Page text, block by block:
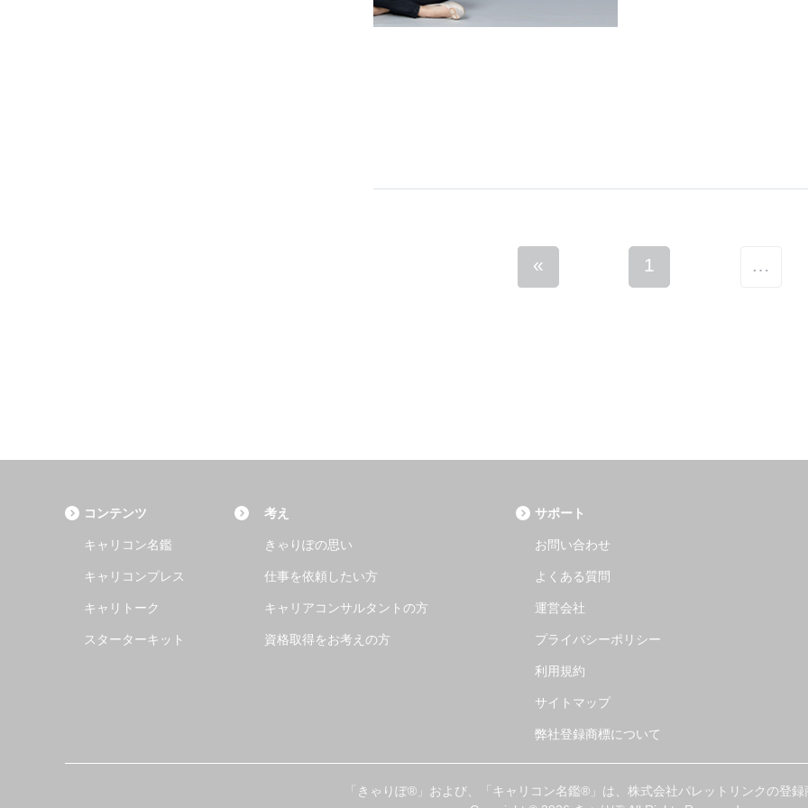
« 1 …
コンテンツ
キャリコン名鑑
キャリコンプレス
キャリトーク
スターターキット
考え
きゃりぽの思い
仕事を依頼したい方
キャリアコンサルタントの方
資格取得をお考えの方
サポート
お問い合わせ
よくある質問
運営会社
プライバシーポリシー
利用規約
サイトマップ
弊社登録商標について
「きゃりぽ®」および、「キャリコン名鑑®」は、株式会社パレットリンクの登録